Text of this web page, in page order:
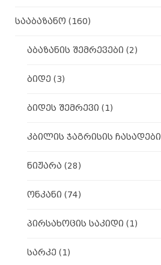
სააბაზანო (160)
აბაზანის შემრევები (2)
ბიდე (3)
ბიდეს შემრევი (1)
კბილის ჯაგრისის ჩასადები
ნიჟარა (28)
ონკანი (74)
პირსახოცის საკიდი (1)
სარკე (1)